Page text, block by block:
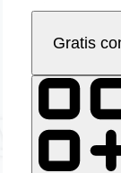
Gratis